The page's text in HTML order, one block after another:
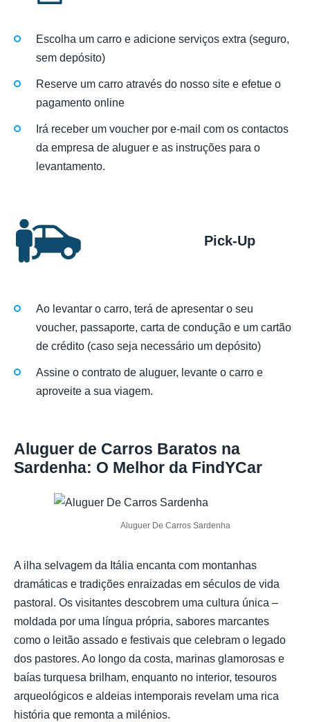
Escolha um carro e adicione serviços extra (seguro,
sem depósito)
Reserve um carro através do nosso site e efetue o
pagamento online
Irá receber um voucher por e-mail com os contactos
da empresa de aluguer e as instruções para o
levantamento.
Pick-Up
Ao levantar o carro, terá de apresentar o seu
voucher, passaporte, carta de condução e um cartão
de crédito (caso seja necessário um depósito)
Assine o contrato de aluguer, levante o carro e
aproveite a sua viagem.
Aluguer de Carros Baratos na
Sardenha: O Melhor da FindYCar
Aluguer De Carros Sardenha
A ilha selvagem da Itália encanta com montanhas
dramáticas e tradições enraizadas em séculos de vida
pastoral. Os visitantes descobrem uma cultura única –
moldada por uma língua própria, sabores marcantes
como o leitão assado e festivais que celebram o legado
dos pastores. Ao longo da costa, marinas glamorosas e
baías turquesa brilham, enquanto no interior, tesouros
arqueológicos e aldeias intemporais revelam uma rica
história que remonta a milénios.